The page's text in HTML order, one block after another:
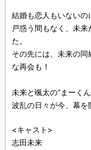
結婚も恋人もいないの
戸惑う間もなく、未
た。
その先には、未来の
な再会も！
未来と颯太の“まーくん
波乱の日々が今、幕を
<キャスト>
志田未来